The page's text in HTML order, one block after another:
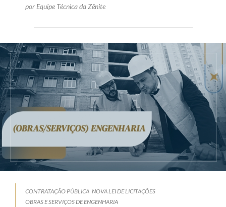
por Equipe Técnica da Zênite
CONTRATAÇÃO PÚBLICA NOVA LEI DE LICITAÇÕES
OBRAS E SERVIÇOS DE ENGENHARIA